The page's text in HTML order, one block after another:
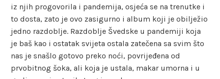
iz njih progovorila i pandemija, osjeća se na trenutke i
to dosta, zato je ovo zasigurno i album koji je obilježio
jedno razdoblje. Razdoblje Švedske u pandemiji koja
je baš kao i ostatak svijeta ostala zatečena sa svim što
nas je snašlo gotovo preko noći, povrijeđena od
prvobitnog šoka, ali koja je ustala, makar umorna i u